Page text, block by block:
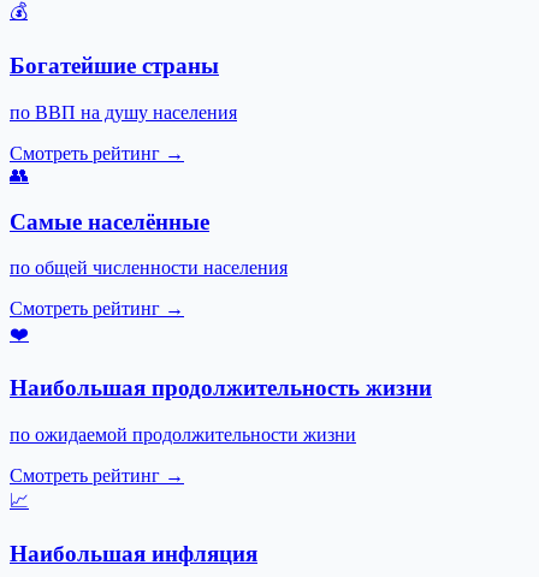
💰
Богатейшие страны
по ВВП на душу населения
Смотреть рейтинг →
👥
Самые населённые
по общей численности населения
Смотреть рейтинг →
❤️
Наибольшая продолжительность жизни
по ожидаемой продолжительности жизни
Смотреть рейтинг →
📈
Наибольшая инфляция